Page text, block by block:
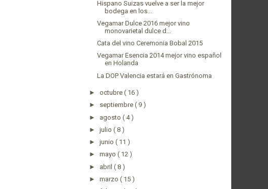
Hispano Suizas vuelve a ser la mejor
bodega en los...
Vegamar Dulce 2016 mejor vino
monovarietal dulce d...
Cata del vino Ceremonia Bobal 2015
Vegamar Esencia 2014 mejor vino español
en Holanda
La DOP Valencia estará en Gastrónoma
► octubre ( 16 )
► septiembre ( 9 )
► agosto ( 4 )
► julio ( 8 )
► junio ( 11 )
► mayo ( 12 )
► abril ( 8 )
► marzo ( 15 )